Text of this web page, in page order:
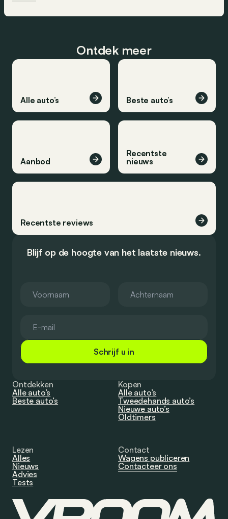
Ontdek meer
Alle auto’s Beste auto’s
Aanbod
Recentste
nieuws
Recentste reviews
Blijf op de hoogte van het laatste nieuws.
Schrijf u in
Ontdekken
Alle auto’s
Beste auto’s
Kopen
Alle auto’s
Tweedehands auto’s
Nieuwe auto’s
Oldtimers
Lezen
Alles
Nieuws
Advies
Tests
Contact
Wagens publiceren
Contacteer ons